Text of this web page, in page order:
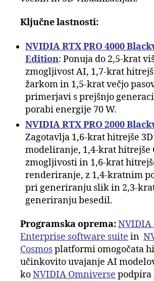
Ključne lastnosti:
NVIDIA RTX PRO 4000
Edition: Ponuja do 2,5-krat
zmogljivost AI, 1,7-krat
žarkom in 1,5-krat večjo
primerjavi s prejšnjo
porabi energije 70 W.
NVIDIA RTX PRO 2000
Zagotavlja 1,6-krat hitrejše 3D
modeliranje, 1,4-krat hitrejše
zmogljivosti in 1,6-krat
renderiranje, z 1,4-kratnim
pri generiranju slik in 2,3-
generiranju besedil.
Programska oprema:NVIDIA
Enterprise software suite in
Cosmosplatformi omogočata
učinkovito uvajanje AI
koNVIDIA Omniverse podpira